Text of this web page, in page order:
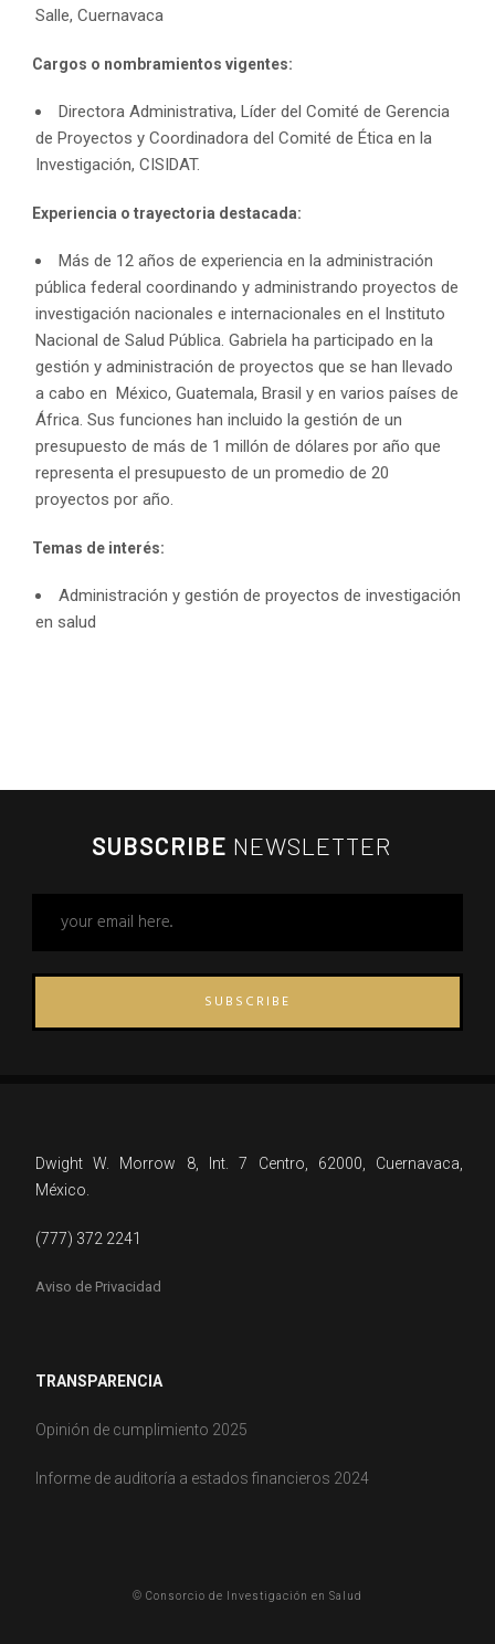
Salle, Cuernavaca
Cargos o nombramientos vigentes:
Directora Administrativa, Líder del Comité de Gerencia
de Proyectos y Coordinadora del Comité de Ética en la
Investigación, CISIDAT.
Experiencia o trayectoria destacada:
Más de 12 años de experiencia en la administración
pública federal coordinando y administrando proyectos de
investigación nacionales e internacionales en el Instituto
Nacional de Salud Pública. Gabriela ha participado en la
gestión y administración de proyectos que se han llevado
a cabo en México, Guatemala, Brasil y en varios países de
África. Sus funciones han incluido la gestión de un
presupuesto de más de 1 millón de dólares por año que
representa el presupuesto de un promedio de 20
proyectos por año.
Temas de interés:
Administración y gestión de proyectos de investigación
en salud
SUBSCRIBE NEWSLETTER
SUBSCRIBE
Dwight W. Morrow 8, Int. 7 Centro, 62000, Cuernavaca,
México.
(777) 372 2241
Aviso de Privacidad
TRANSPARENCIA
Opinión de cumplimiento 2025
Informe de auditoría a estados financieros 2024
© Consorcio de Investigación en Salud